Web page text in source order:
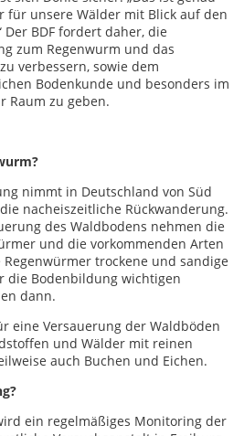
für unsere Wälder mit Blick auf den
BDF fordert daher, die
zum Regenwurm und das
verbessern, sowie dem
Bodenkunde und besonders im
Raum zu geben.
nimmt in Deutschland von Süd
nacheiszeitliche Rückwanderung.
des Waldbodens nehmen die
und die vorkommenden Arten
trockene und sandige
die Bodenbildung wichtigen
dann.
eine Versauerung der Waldböden
und Wälder mit reinen
auch Buchen und Eichen.
ein regelmäßiges Monitoring der